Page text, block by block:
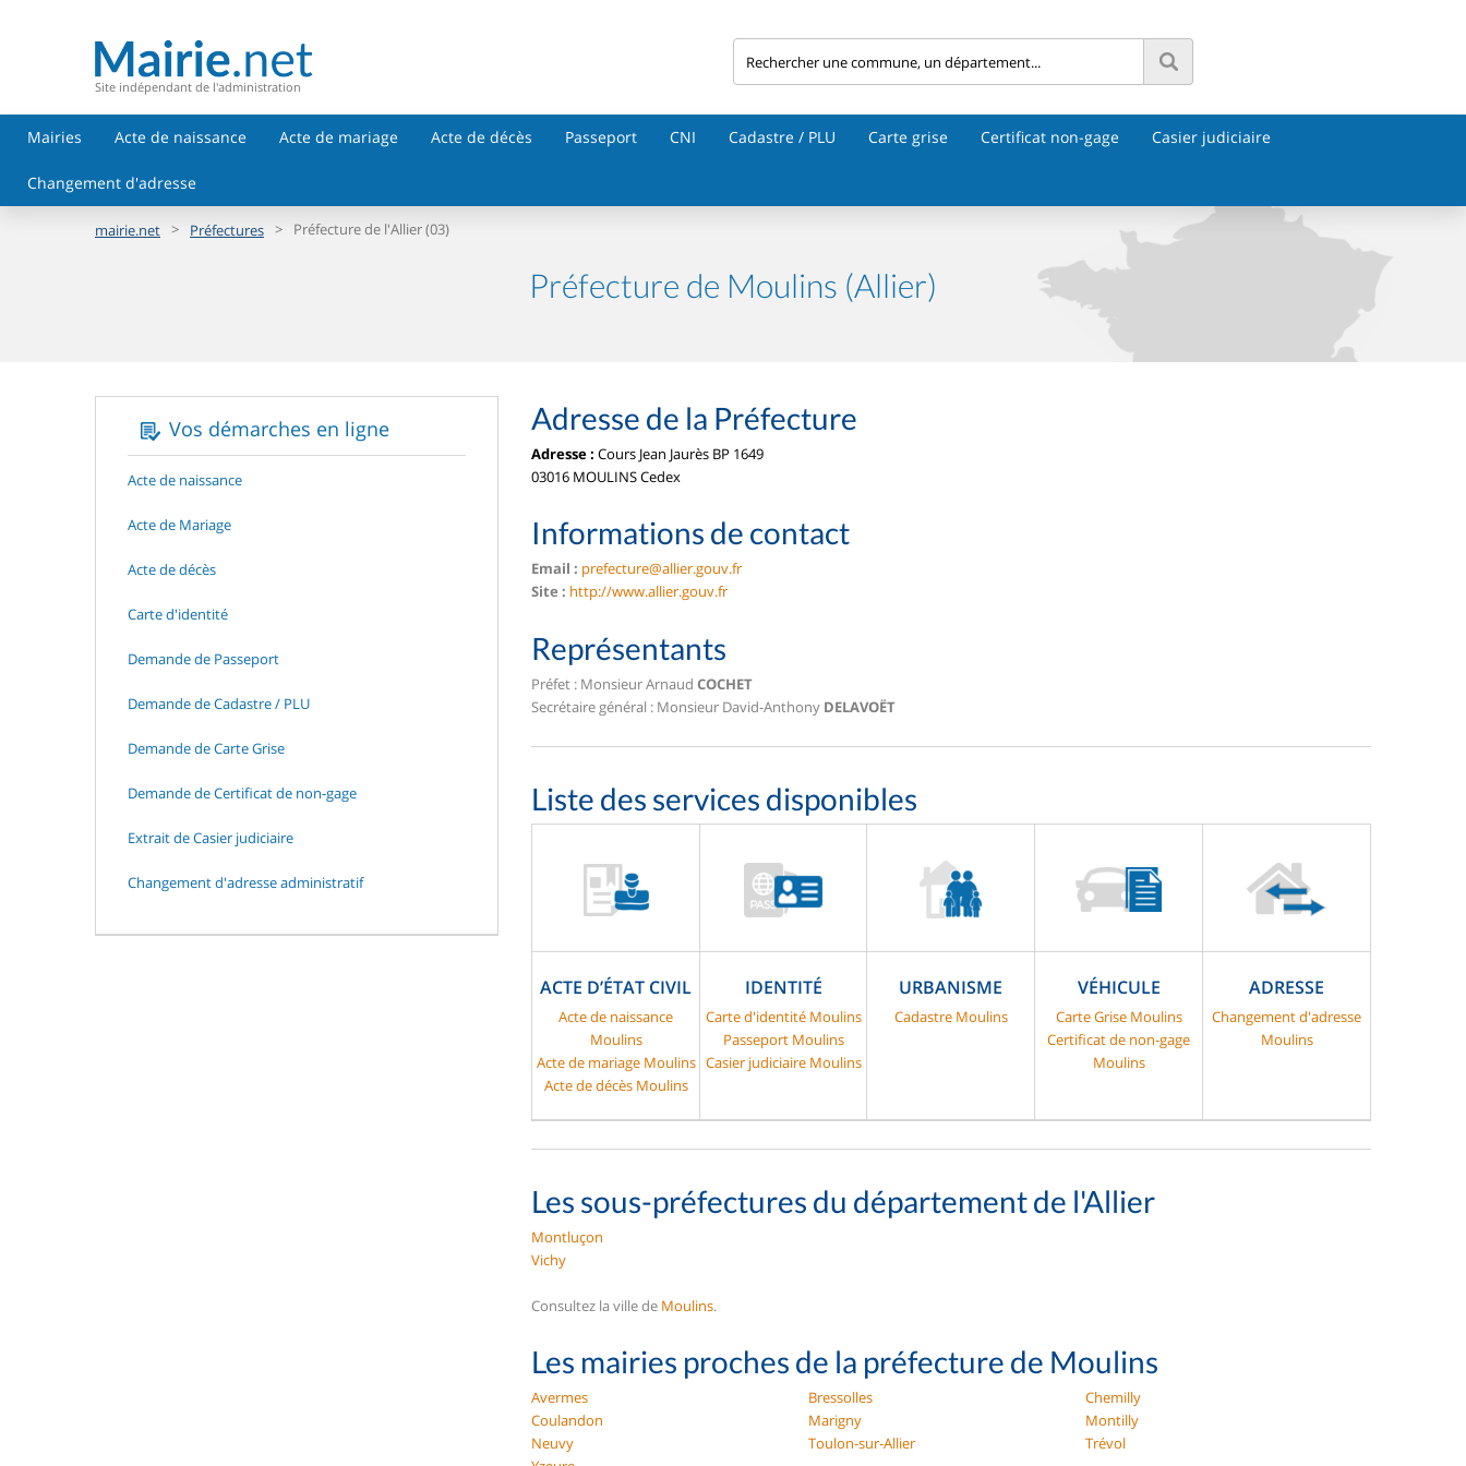
Site indépendant de l'administration
Mairies Acte de naissance Acte de mariage Acte de décès Passeport CNI Cadastre / PLU Carte grise Certificat non-gage Casier judiciaire
Changement d'adresse
mairie.net > Préfectures > Préfecture de l'Allier (03)
Préfecture de Moulins (Allier)
Vos démarches en ligne
Acte de naissance
Acte de Mariage
Acte de décès
Carte d'identité
Demande de Passeport
Demande de Cadastre / PLU
Demande de Carte Grise
Demande de Certificat de non-gage
Extrait de Casier judiciaire
Changement d'adresse administratif
Adresse de la Préfecture
Adresse : Cours Jean Jaurès BP 1649
03016 MOULINS Cedex
Informations de contact
Email : prefecture@allier.gouv.fr
Site : http://www.allier.gouv.fr
Représentants
Préfet : Monsieur Arnaud COCHET
Secrétaire général : Monsieur David-Anthony DELAVOËT
Liste des services disponibles
ACTE D’ÉTAT CIVIL
Acte de naissance
Moulins
Acte de mariage Moulins
Acte de décès Moulins
IDENTITÉ
Carte d'identité Moulins
Passeport Moulins
Casier judiciaire Moulins
URBANISME
Cadastre Moulins
VÉHICULE
Carte Grise Moulins
Certificat de non-gage
Moulins
ADRESSE
Changement d'adresse
Moulins
Les sous-préfectures du département de l'Allier
Montluçon
Vichy
Consultez la ville de Moulins.
Les mairies proches de la préfecture de Moulins
Avermes Bressolles
Chemilly
Coulandon
Marigny
Montilly
Neuvy
Toulon-sur-Allier
Trévol